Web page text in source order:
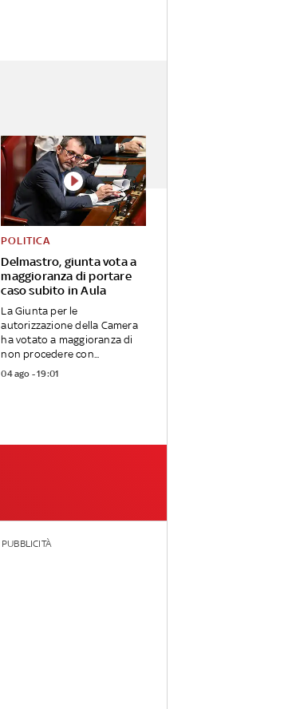
Delmastro, giunta vota a
maggioranza di portare
caso subito in Aula
POLITICA
La Giunta per le
autorizzazione della Camera
ha votato a maggioranza di
non procedere con...
04 ago - 19:01
PUBBLICITÀ